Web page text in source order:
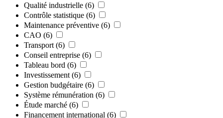
Qualité industrielle (6)
Contrôle statistique (6)
Maintenance préventive (6)
CAO (6)
Transport (6)
Conseil entreprise (6)
Tableau bord (6)
Investissement (6)
Gestion budgétaire (6)
Système rémunération (6)
Étude marché (6)
Financement international (6)